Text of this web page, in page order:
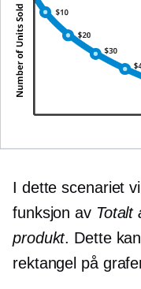
I dette scenariet
funksjon av Totalt
produkt. Dette
rektangel på